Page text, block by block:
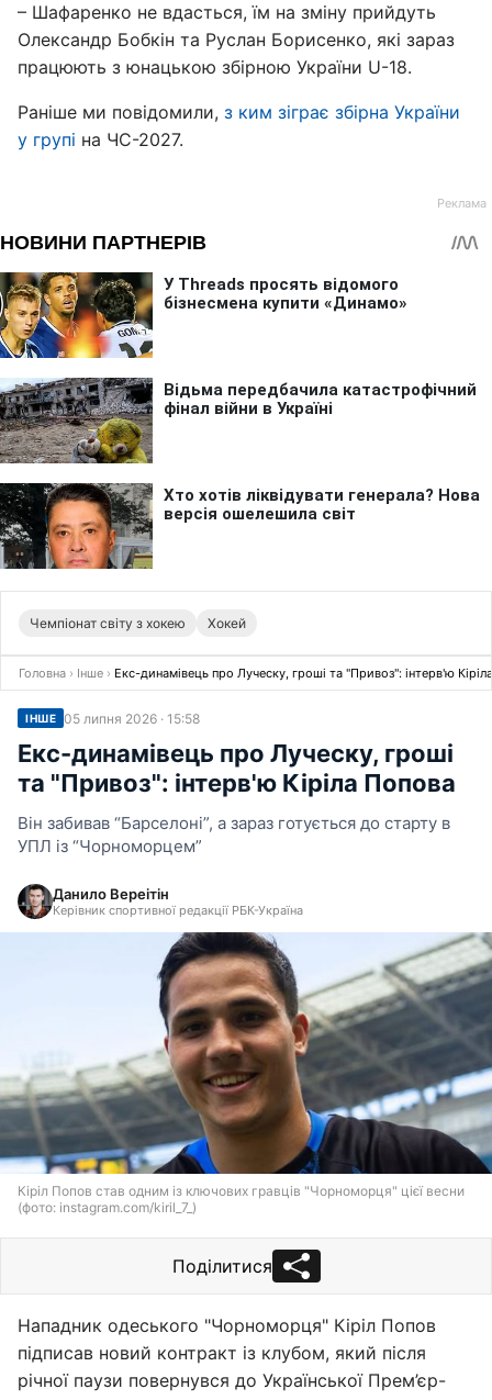
– Шафаренко не вдасться, їм на зміну прийдуть
Олександр Бобкін та Руслан Борисенко, які зараз
працюють з юнацькою збірною України U-18.
Раніше ми повідомили, з ким зіграє збірна України
у групі на ЧС-2027.
Чемпіонат світу з хокею Хокей
Головна › Інше › Екс-динамівець про Луческу, гроші та "Привоз": інтерв'ю
ІНШЕ 05 липня 2026 · 15:58
Екс-динамівець про Луческу, гроші
та "Привоз": інтерв'ю Кіріла Попова
Він забивав “Барселоні”, а зараз готується до старту в
УПЛ із “Чорноморцем”
Данило Вереітін
Керівник спортивної редакції РБК-Україна
Кіріл Попов став одним із ключових гравців "Чорноморця" цієї весни
(фото: instagram.com/kiril_7_)
Поділитися
Нападник одеського "Чорноморця" Кіріл Попов
підписав новий контракт із клубом, який після
річної паузи повернувся до Української Прем’єр-